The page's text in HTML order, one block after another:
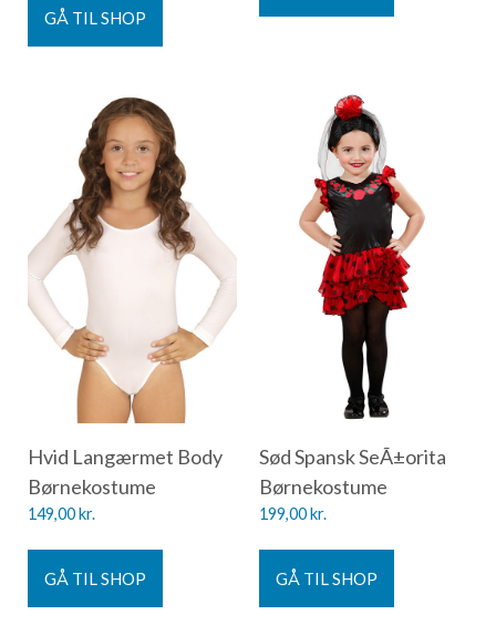
GÅ TIL SHOP
Hvid Langærmet Body
Børnekostume
149,00kr.
GÅ TIL SHOP
Sød Spansk SeÃ±orita
Børnekostume
199,00kr.
GÅ TIL SHOP